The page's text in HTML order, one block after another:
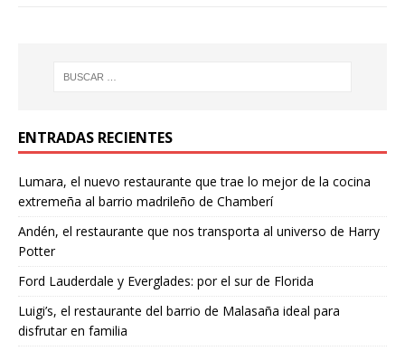
ENTRADAS RECIENTES
Lumara, el nuevo restaurante que trae lo mejor de la cocina
extremeña al barrio madrileño de Chamberí
Andén, el restaurante que nos transporta al universo de Harry
Potter
Ford Lauderdale y Everglades: por el sur de Florida
Luigi’s, el restaurante del barrio de Malasaña ideal para
disfrutar en familia